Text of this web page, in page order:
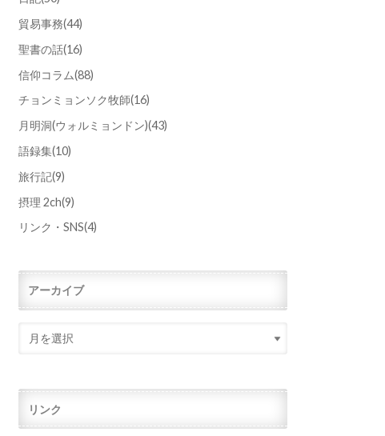
貿易事務(44)
聖書の話(16)
信仰コラム(88)
チョンミョンソク牧師(16)
月明洞(ウォルミョンドン)(43)
語録集(10)
旅行記(9)
摂理 2ch(9)
リンク・SNS(4)
アーカイブ
リンク